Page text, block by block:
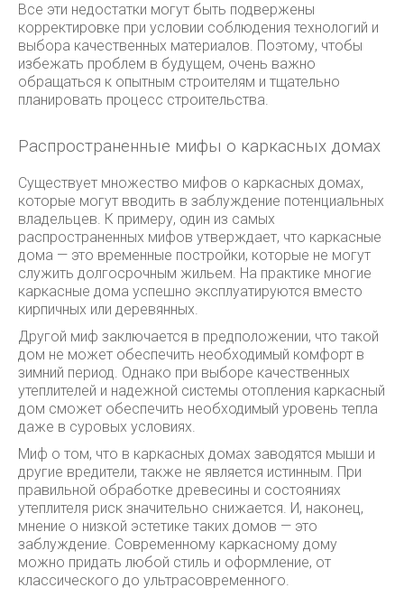
Все эти недостатки могут быть подвержены
корректировке при условии соблюдения технологий и
выбора качественных материалов. Поэтому, чтобы
избежать проблем в будущем, очень важно
обращаться к опытным строителям и тщательно
планировать процесс строительства.
Распространенные мифы о каркасных домах
Существует множество мифов о каркасных домах,
которые могут вводить в заблуждение потенциальных
владельцев. К примеру, один из самых
распространенных мифов утверждает, что каркасные
дома — это временные постройки, которые не могут
служить долгосрочным жильем. На практике многие
каркасные дома успешно эксплуатируются вместо
кирпичных или деревянных.
Другой миф заключается в предположении, что такой
дом не может обеспечить необходимый комфорт в
зимний период. Однако при выборе качественных
утеплителей и надежной системы отопления каркасный
дом сможет обеспечить необходимый уровень тепла
даже в суровых условиях.
Миф о том, что в каркасных домах заводятся мыши и
другие вредители, также не является истинным. При
правильной обработке древесины и состояниях
утеплителя риск значительно снижается. И, наконец,
мнение о низкой эстетике таких домов — это
заблуждение. Современному каркасному дому
можно придать любой стиль и оформление, от
классического до ультрасовременного.